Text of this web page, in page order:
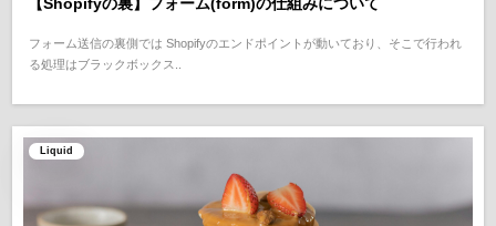
フォーム送信の裏側では Shopifyのエンドポイントが動いており、そこで行われ
る処理はブラックボックス..
Liquid